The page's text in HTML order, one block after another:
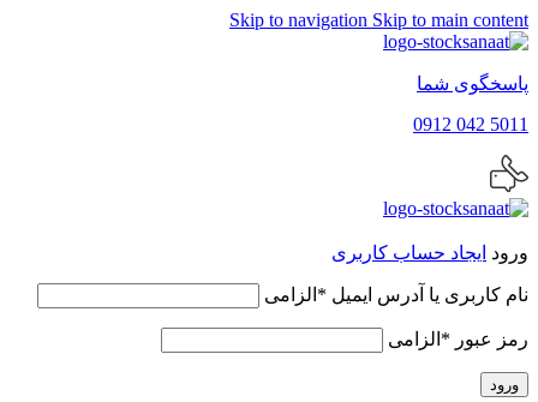
Skip to navigation Skip to main content
پاسخگوی شما
5011 042 0912
ورود ایجاد حساب کاربری
نام کاربری یا آدرس ایمیل * الزامی
رمز عبور * الزامی
ورود